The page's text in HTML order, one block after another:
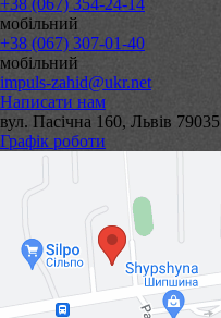
+38 (067) 354-24-14
мобільний
+38 (067) 307-01-40
мобільний
impuls-zahid@ukr.net
Написати нам
вул. Пасічна 160, Львів 79035
Графік роботи